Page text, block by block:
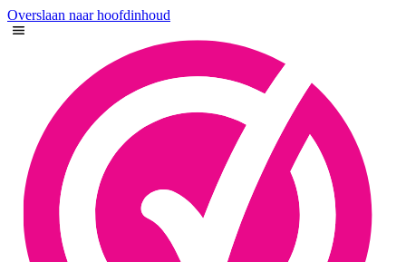
Overslaan naar hoofdinhoud